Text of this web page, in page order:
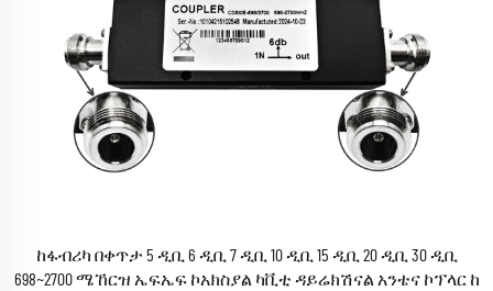
ከፋብሪካ በቀጥታ 5 ዲቢ 6 ዲቢ 7 ዲቢ 10 ዲቢ 15 ዲቢ 20 ዲቢ 30 ዲቢ
698~2700 ሜኸርዝ ኤፍኤፍ ኮአክስያል ካቪቲ ዳይሬክሽናል አንቴና ኮፕላር ከ